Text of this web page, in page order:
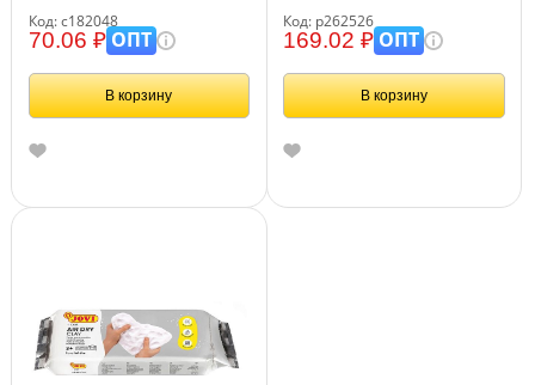
Код: с182048
70.06 ₽ОПТ
В корзину
Код: р262526
169.02 ₽ОПТ
В корзину